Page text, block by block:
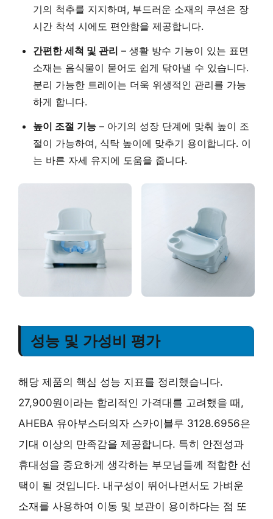
기의 척추를 지지하며, 부드러운 소재의 쿠션은 장
시간 착석 시에도 편안함을 제공합니다.
간편한 세척 및 관리 – 생활 방수 기능이 있는 표면
소재는 음식물이 묻어도 쉽게 닦아낼 수 있습니다.
분리 가능한 트레이는 더욱 위생적인 관리를 가능
하게 합니다.
높이 조절 기능 – 아기의 성장 단계에 맞춰 높이 조
절이 가능하여, 식탁 높이에 맞추기 용이합니다. 이
는 바른 자세 유지에 도움을 줍니다.
성능 및 가성비 평가
해당 제품의 핵심 성능 지표를 정리했습니다.
27,900원이라는 합리적인 가격대를 고려했을 때,
AHEBA 유아부스터의자 스카이블루 3128.6956은
기대 이상의 만족감을 제공합니다. 특히 안전성과
휴대성을 중요하게 생각하는 부모님들께 적합한 선
택이 될 것입니다. 내구성이 뛰어나면서도 가벼운
소재를 사용하여 이동 및 보관이 용이하다는 점 또